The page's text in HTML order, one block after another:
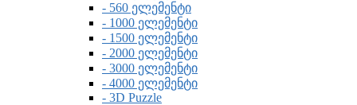
- 560 ელემენტი
- 1000 ელემენტი
- 1500 ელემენტი
- 2000 ელემენტი
- 3000 ელემენტი
- 4000 ელემენტი
- 3D Puzzle